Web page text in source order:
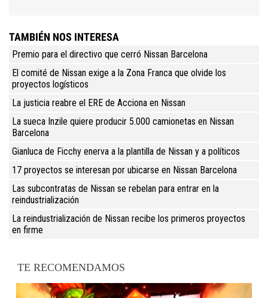
TAMBIÉN NOS INTERESA
Premio para el directivo que cerró Nissan Barcelona
El comité de Nissan exige a la Zona Franca que olvide los
proyectos logísticos
La justicia reabre el ERE de Acciona en Nissan
La sueca Inzile quiere producir 5.000 camionetas en Nissan
Barcelona
Gianluca de Ficchy enerva a la plantilla de Nissan y a políticos
17 proyectos se interesan por ubicarse en Nissan Barcelona
Las subcontratas de Nissan se rebelan para entrar en la
reindustrialización
La reindustrialización de Nissan recibe los primeros proyectos
en firme
TE RECOMENDAMOS